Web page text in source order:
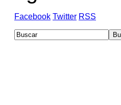
Facebook Twitter RSS